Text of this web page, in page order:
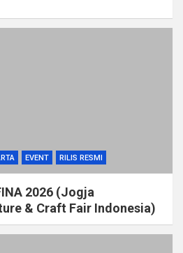
EVENT RILIS RESMI
2026 (Jogja
& Craft Fair Indonesia)